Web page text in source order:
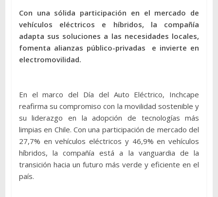
Con una sólida participación en el mercado de
vehículos eléctricos e híbridos, la compañía
adapta sus soluciones a las necesidades locales,
fomenta alianzas público-privadas e invierte en
electromovilidad.
En el marco del Día del Auto Eléctrico, Inchcape
reafirma su compromiso con la movilidad sostenible y
su liderazgo en la adopción de tecnologías más
limpias en Chile. Con una participación de mercado del
27,7% en vehículos eléctricos y 46,9% en vehículos
híbridos, la compañía está a la vanguardia de la
transición hacia un futuro más verde y eficiente en el
país.